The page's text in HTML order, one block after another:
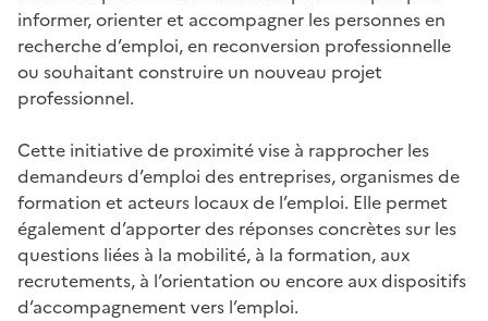
informer, orienter et accompagner les personnes en
recherche d’emploi, en reconversion professionnelle
ou souhaitant construire un nouveau projet
professionnel.
Cette initiative de proximité vise à rapprocher les
demandeurs d’emploi des entreprises, organismes de
formation et acteurs locaux de l’emploi. Elle permet
également d’apporter des réponses concrètes sur les
questions liées à la mobilité, à la formation, aux
recrutements, à l’orientation ou encore aux dispositifs
d’accompagnement vers l’emploi.